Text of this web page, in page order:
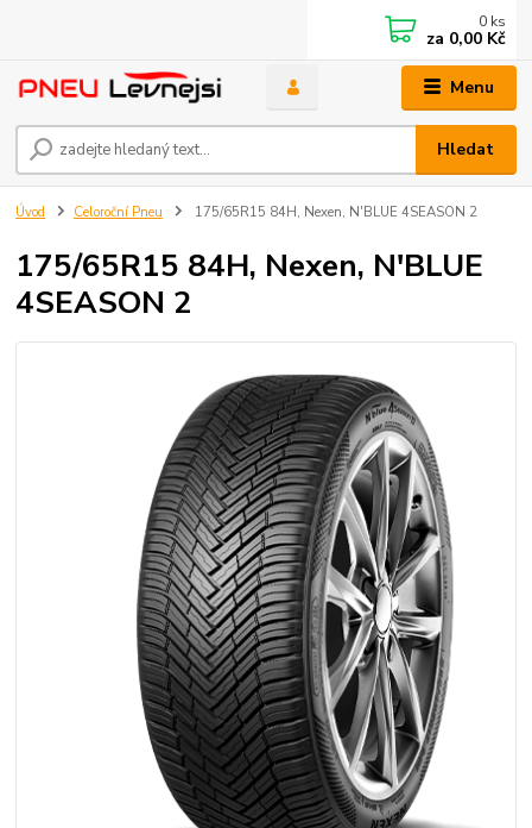
Menu
Hledat
0 ks
za 0,00 Kč
Úvod Celoroční Pneu 175/65R15 84H, Nexen, N'BLUE 4SEASON 2
175/65R15 84H, Nexen, N'BLUE
4SEASON 2